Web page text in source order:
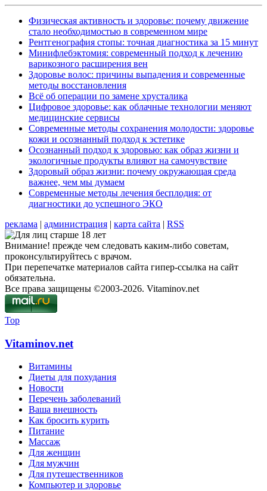
Физическая активность и здоровье: почему движение
стало необходимостью в современном мире
Рентгенография стопы: точная диагностика за 15 минут
Минифлебэктомия: современный подход к лечению
варикозного расширения вен
Здоровье волос: причины выпадения и современные
методы восстановления
Всё об операции по замене хрусталика
Цифровое здоровье: как облачные технологии меняют
медицинские сервисы
Современные методы сохранения молодости: здоровье
кожи и осознанный подход к эстетике
Осознанный подход к здоровью: как образ жизни и
экологичные продукты влияют на самочувствие
Здоровый образ жизни: почему окружающая среда
важнее, чем мы думаем
Современные методы лечения бесплодия: от
диагностики до успешного ЭКО
реклама | администрация | карта сайта | RSS
Внимание! прежде чем следовать каким-либо советам,
проконсультируйтесь с врачом.
При перепечатке материалов сайта гипер-ссылка на сайт
обязательна.
Все права защищены ©2003-2026. Vitaminov.net
Top
Vitaminov.net
Витамины
Диеты для похудания
Новости
Перечень заболеваний
Ваша внешность
Как бросить курить
Питание
Массаж
Для женщин
Для мужчин
Для путешественников
Компьютер и здоровье